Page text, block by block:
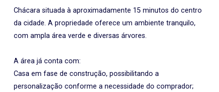
Chácara situada à aproximadamente 15 minutos do centro
da cidade. A propriedade oferece um ambiente tranquilo,
com ampla área verde e diversas árvores.
A área já conta com:
Casa em fase de construção, possibilitando a
personalização conforme a necessidade do comprador;